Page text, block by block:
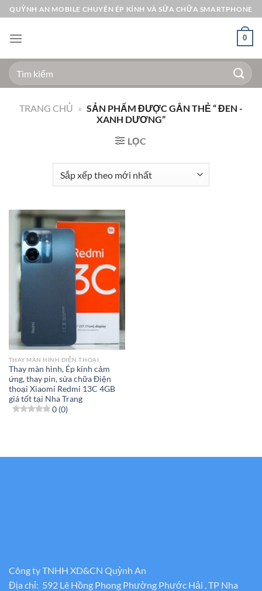
Bỏ
qua
nội
QUỲNH AN MOBILE CHUYÊN ÉP KÍNH VÀ SỬA CHỮA SMARTPHONE
0
Tìm
kiếm:
TRANG CHỦ » SẢN PHẨM ĐƯỢC GẮN THẺ “ ĐEN -
XANH DƯƠNG”
LỌC
THAY MÀN HÌNH ĐIỆN THOẠI
Thay màn hình, Ép kính cảm
ứng, thay pin, sửa chữa Điện
thoại Xiaomi Redmi 13C 4GB
giá tốt tại Nha Trang
0 (0)
Công ty TNHH XD&CN Quỳnh An
Địa chỉ: 592 Lê Hồng Phong Phường Phước Hải , TP Nha